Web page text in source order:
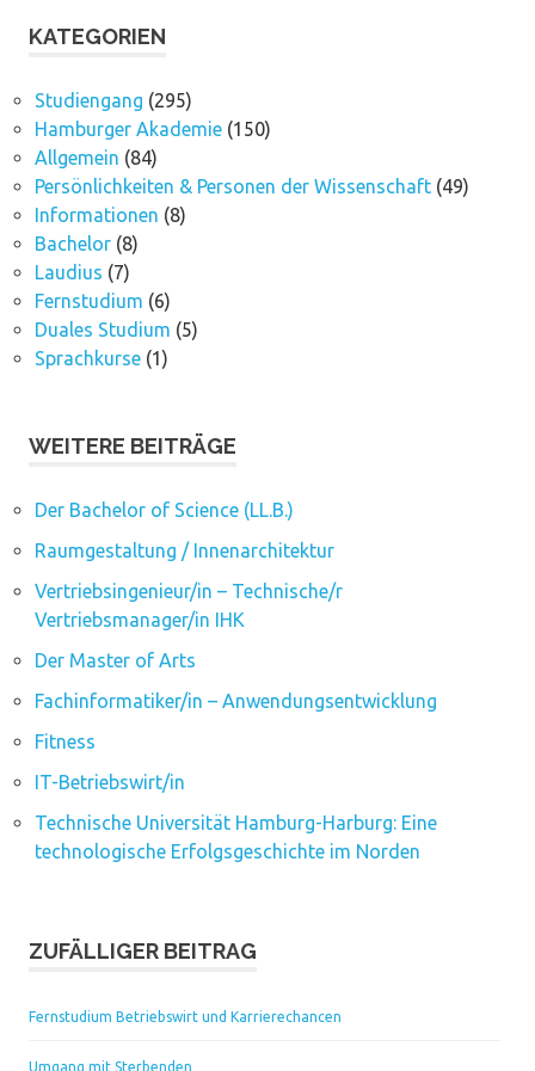
KATEGORIEN
Studiengang (295)
Hamburger Akademie(150)
Allgemein (84)
Persönlichkeiten & Personen der Wissenschaft(49)
Informationen (8)
Bachelor(8)
Laudius (7)
Fernstudium (6)
Duales Studium (5)
Sprachkurse(1)
WEITERE BEITRÄGE
Der Bachelor of Science (LL.B.)
Raumgestaltung / Innenarchitektur
Vertriebsingenieur/in – Technische/r
Vertriebsmanager/in IHK
Der Master of Arts
Fachinformatiker/in – Anwendungsentwicklung
Fitness
IT-Betriebswirt/in
Technische Universität Hamburg-Harburg: Eine
technologische Erfolgsgeschichte im Norden
ZUFÄLLIGER BEITRAG
Fernstudium Betriebswirt und Karrierechancen
Umgang mit Sterbenden